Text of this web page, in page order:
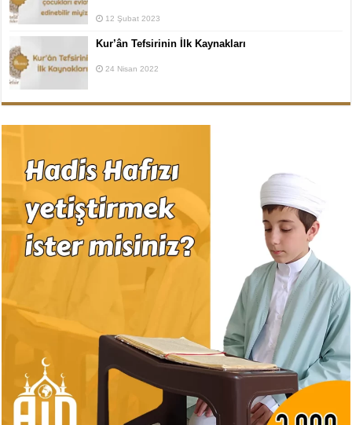
12 Şubat 2023
Kur’ân Tefsirinin İlk Kaynakları
24 Nisan 2022